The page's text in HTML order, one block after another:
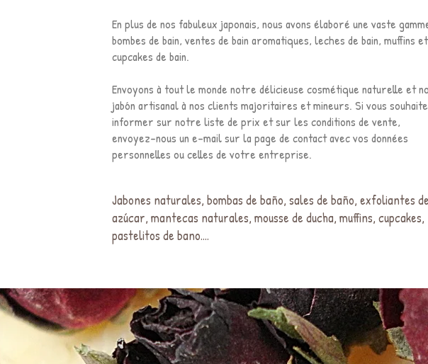
En plus de nos fabuleux japonais, nous avons élaboré une vaste
bombes de bain, ventes de bain aromatiques, leches de bain, muffins et
cupcakes de bain.
Envoyons à tout le monde notre délicieuse cosmétique naturelle et
jabón artisanal à nos clients majoritaires et mineurs. Si vous
informer sur notre liste de prix et sur les conditions de vente,
envoyez-nous un e-mail sur la page de contact avec vos données
personnelles ou celles de votre entreprise.
Jabones naturales, bombas de baño, sales de baño, exfoliantes
azúcar, mantecas naturales, mousse de ducha, muffins, cupcakes,
pastelitos de bano....